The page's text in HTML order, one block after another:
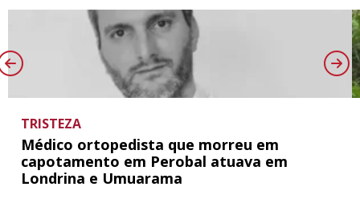
TRISTEZA
Médico ortopedista que morreu em
capotamento em Perobal atuava em
Londrina e Umuarama